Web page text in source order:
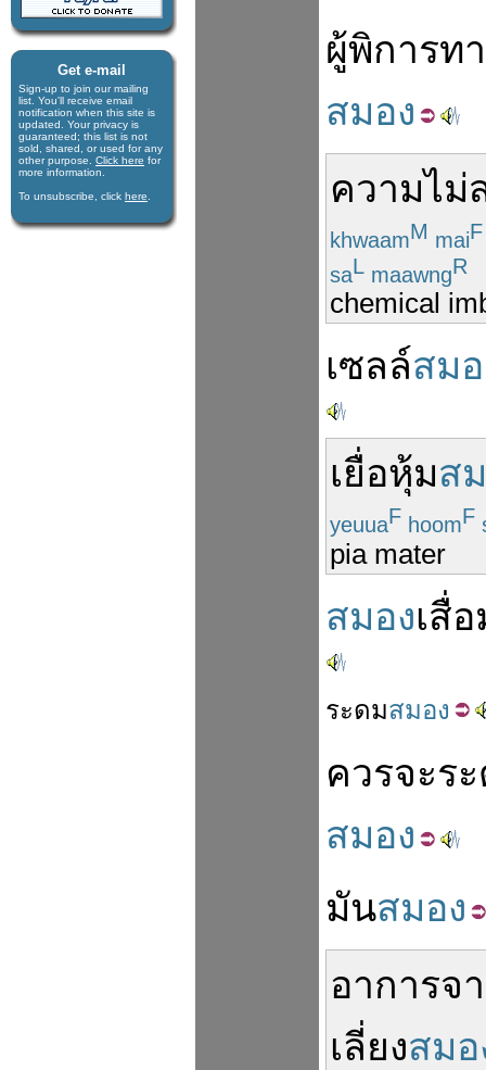
Get e-mail
Sign-up to join our mail­ing
list. You'll receive e­mail
notification when this site is
updated. Your privacy is
guaran­teed; this list is not
sold, shared, or used for any
other purpose. Click here for
more infor­mation.
To unsubscribe, click here
ผู้พิการท
สมอง
ความไม่
khwaamM maiF
saL maawngR
chemical
เซลล์สม
เยื่อหุ้มส
yeuuaF hoomF
pia mater
สมองเสื่
ระดมสมอง
ควรจะร
สมอง
มันสมอง
อาการจ
เลี่ยงสมอ